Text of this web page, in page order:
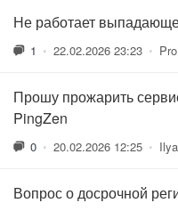
Не работает
1 • 22.02.2026 23:23 •
Прошу прожарить
PingZen
0 • 20.02.2026 12:25 • Ilya
Вопрос о досрочной